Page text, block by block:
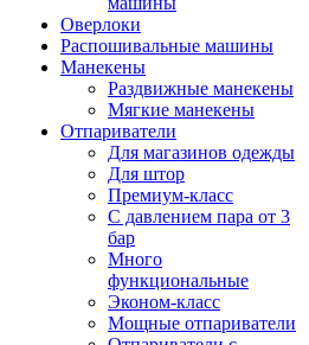
Оверлоки
Распошивальные машины
Манекены
Раздвижные манекены
Мягкие манекены
Отпариватели
Для магазинов одежды
Для штор
Премиум-класс
С давлением пара от 3
бар
Много
функциональные
Эконом-класс
Мощные отпариватели